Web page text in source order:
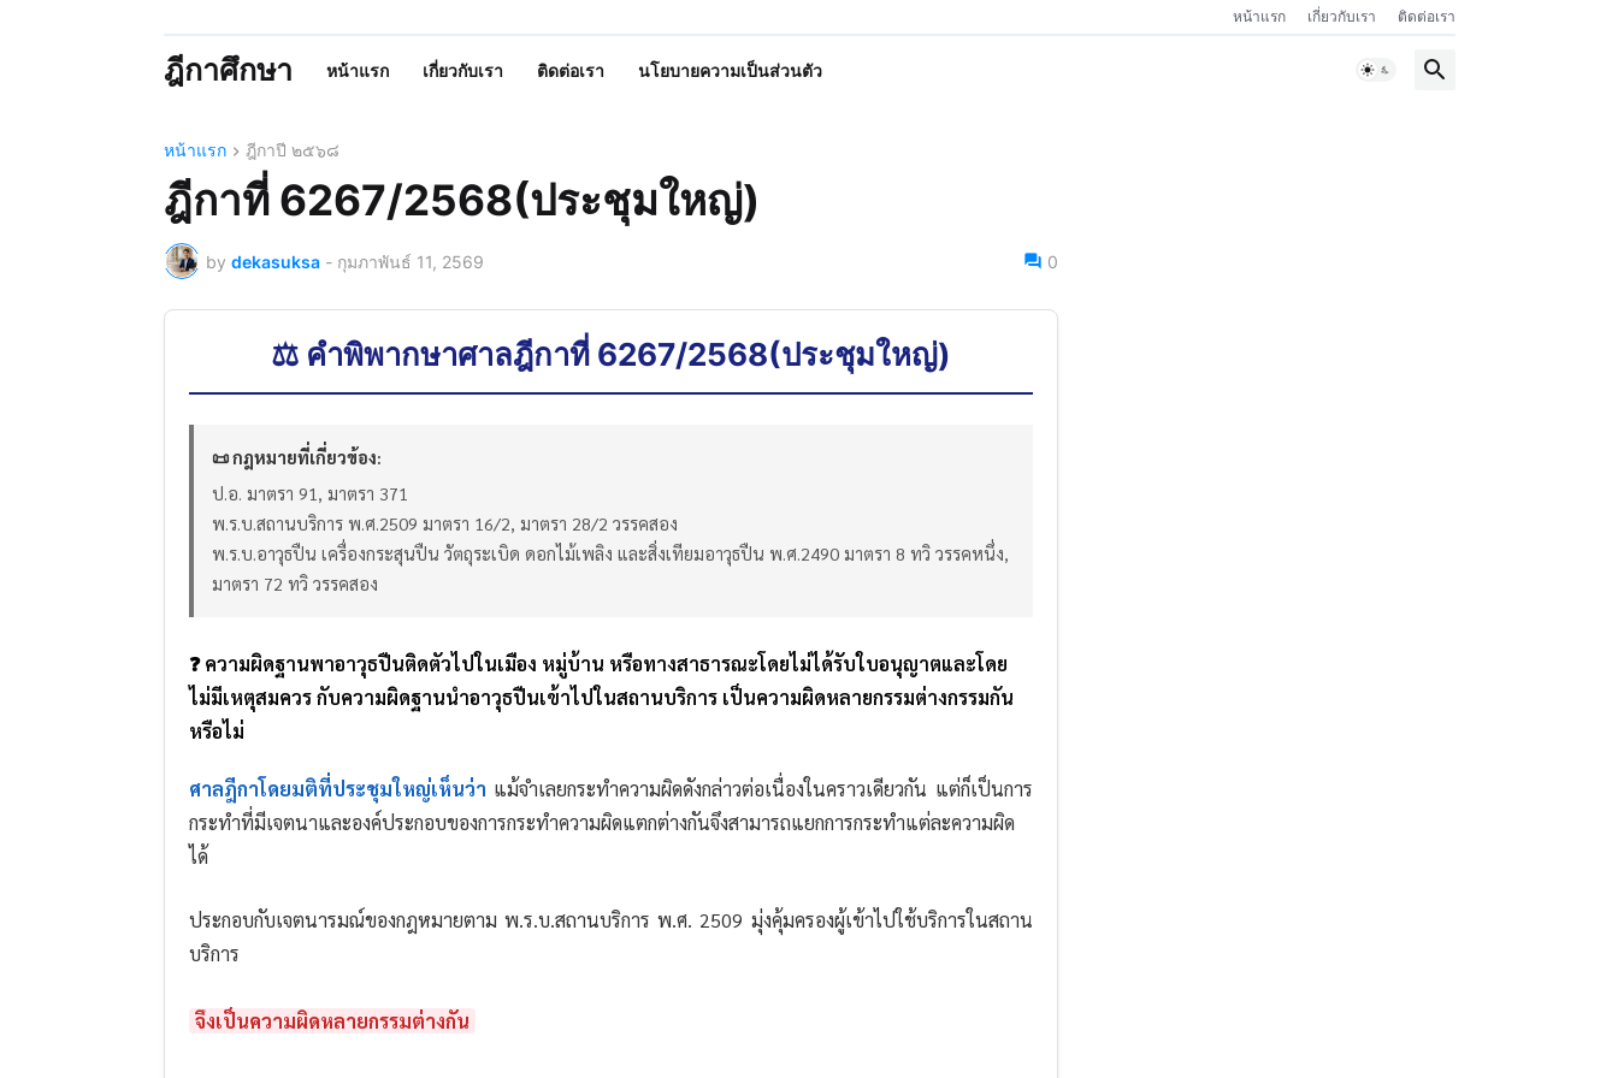
หน้าแรก เกี่ยวกับเรา ติดต่อเรา
ฎีกาศึกษา หน้าแรก เกี่ยวกับเรา ติดต่อเรา นโยบายความเป็นส่วนตัว
หน้าแรก ฎีกาปี ๒๕๖๘
ฎีกาที่ 6267/2568(ประชุมใหญ่)
by dekasuksa - กุมภาพันธ์ 11, 2569 0
⚖️ คำพิพากษาศาลฎีกาที่ 6267/2568(ประชุมใหญ่)
📜 กฎหมายที่เกี่ยวข้อง:
ป.อ. มาตรา 91, มาตรา 371
พ.ร.บ.สถานบริการ พ.ศ.2509 มาตรา 16/2, มาตรา 28/2 วรรคสอง
พ.ร.บ.อาวุธปืน เครื่องกระสุนปืน วัตถุระเบิด ดอกไม้เพลิง และสิ่งเทียมอาวุธปืน พ.ศ.2490 มาตรา 8 ทวิ วรรคหนึ่ง,
มาตรา 72 ทวิ วรรคสอง
❓ ความผิดฐานพาอาวุธปืนติดตัวไปในเมือง หมู่บ้าน หรือทางสาธารณะโดยไม่ได้รับใบอนุญาตและโดย
ไม่มีเหตุสมควร กับความผิดฐานนำอาวุธปืนเข้าไปในสถานบริการ เป็นความผิดหลายกรรมต่างกรรมกัน
หรือไม่
ศาลฎีกาโดยมติที่ประชุมใหญ่เห็นว่า แม้จำเลยกระทำความผิดดังกล่าวต่อเนื่องในคราวเดียวกัน แต่ก็เป็นการ
กระทำที่มีเจตนาและองค์ประกอบของการกระทำความผิดแตกต่างกันจึงสามารถแยกการกระทำแต่ละความผิด
ได้
ประกอบกับเจตนารมณ์ของกฎหมายตาม พ.ร.บ.สถานบริการ พ.ศ. 2509 มุ่งคุ้มครองผู้เข้าไปใช้บริการในสถาน
บริการ
จึงเป็นความผิดหลายกรรมต่างกัน